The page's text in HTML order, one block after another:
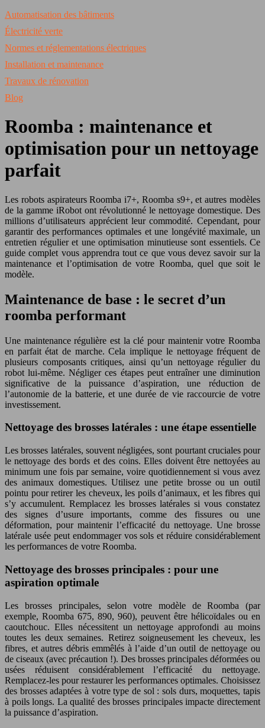
Automatisation des bâtiments
Électricité verte
Normes et réglementations électriques
Installation et maintenance
Travaux de rénovation
Blog
Roomba : maintenance et
optimisation pour un nettoyage
parfait
Les robots aspirateurs Roomba i7+, Roomba s9+, et autres modèles
de la gamme iRobot ont révolutionné le nettoyage domestique. Des
millions d’utilisateurs apprécient leur commodité. Cependant, pour
garantir des performances optimales et une longévité maximale, un
entretien régulier et une optimisation minutieuse sont essentiels. Ce
guide complet vous apprendra tout ce que vous devez savoir sur la
maintenance et l’optimisation de votre Roomba, quel que soit le
modèle.
Maintenance de base : le secret d’un
roomba performant
Une maintenance régulière est la clé pour maintenir votre Roomba
en parfait état de marche. Cela implique le nettoyage fréquent de
plusieurs composants critiques, ainsi qu’un nettoyage régulier du
robot lui-même. Négliger ces étapes peut entraîner une diminution
significative de la puissance d’aspiration, une réduction de
l’autonomie de la batterie, et une durée de vie raccourcie de votre
investissement.
Nettoyage des brosses latérales : une étape essentielle
Les brosses latérales, souvent négligées, sont pourtant cruciales pour
le nettoyage des bords et des coins. Elles doivent être nettoyées au
minimum une fois par semaine, voire quotidiennement si vous avez
des animaux domestiques. Utilisez une petite brosse ou un outil
pointu pour retirer les cheveux, les poils d’animaux, et les fibres qui
s’y accumulent. Remplacez les brosses latérales si vous constatez
des signes d’usure importants, comme des fissures ou une
déformation, pour maintenir l’efficacité du nettoyage. Une brosse
latérale usée peut endommager vos sols et réduire considérablement
les performances de votre Roomba.
Nettoyage des brosses principales : pour une
aspiration optimale
Les brosses principales, selon votre modèle de Roomba (par
exemple, Roomba 675, 890, 960), peuvent être hélicoïdales ou en
caoutchouc. Elles nécessitent un nettoyage approfondi au moins
toutes les deux semaines. Retirez soigneusement les cheveux, les
fibres, et autres débris emmêlés à l’aide d’un outil de nettoyage ou
de ciseaux (avec précaution !). Des brosses principales déformées ou
usées réduisent considérablement l’efficacité du nettoyage.
Remplacez-les pour restaurer les performances optimales. Choisissez
des brosses adaptées à votre type de sol : sols durs, moquettes, tapis
à poils longs. La qualité des brosses principales impacte directement
la puissance d’aspiration.